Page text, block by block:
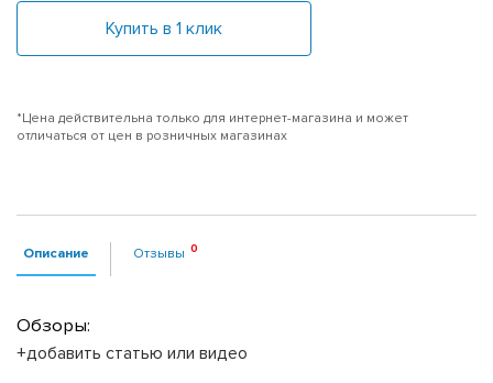
Купить в 1 клик
*Цена действительна только для интернет-магазина и может
отличаться от цен в розничных магазинах
Описание Отзывы
Обзоры:
+добавить статью или видео